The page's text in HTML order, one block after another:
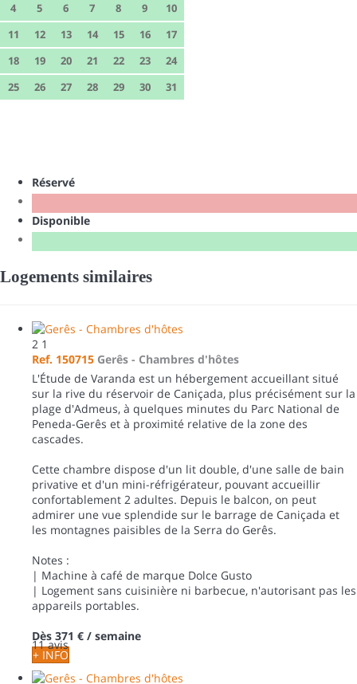
4
5 6 7 8 9
10
11
12 13 14 15 16
17
18
19 20 21 22 23
24
25
26 27 28 29 30 31
Réservé
Disponible
Logements similaires
2 1
Ref. 150715 Gerês - Chambres d'hôtes
L'Étude de Varanda est un hébergement accueillant situé
sur la rive du réservoir de Caniçada, plus précisément sur la
plage d'Admeus, à quelques minutes du Parc National de
Peneda-Gerês et à proximité relative de la zone des
cascades.
Cette chambre dispose d'un lit double, d'une salle de bain
privative et d'un mini-réfrigérateur, pouvant accueillir
confortablement 2 adultes. Depuis le balcon, on peut
admirer une vue splendide sur le barrage de Caniçada et
les montagnes paisibles de la Serra do Gerês.
Notes :
| Machine à café de marque Dolce Gusto
| Logement sans cuisinière ni barbecue, n'autorisant pas les
appareils portables.
11 avis
Dès 371 € / semaine
+ INFO